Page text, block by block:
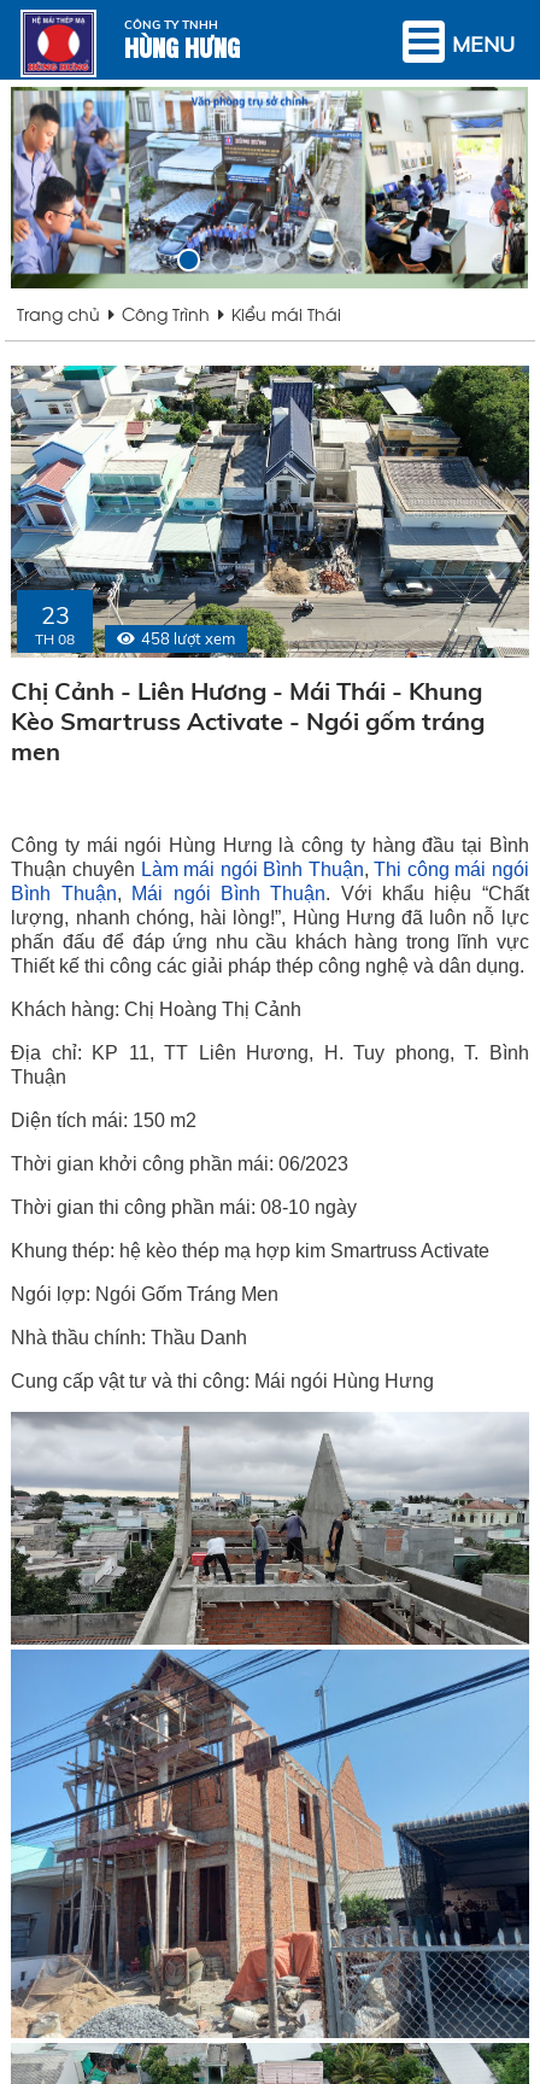
CÔNG TY TNHH
HÙNG HƯNG MENU
Trang chủ Công Trình Kiểu mái Thái
23
TH 08 458 lượt xem
Chị Cảnh - Liên Hương - Mái Thái - Khung
Kèo Smartruss Activate - Ngói gốm tráng
men
Công ty mái ngói Hùng Hưng là công ty hàng đầu tại Bình
Thuận chuyên Làm mái ngói Bình Thuận,Thi công mái ngói
Bình Thuận, Mái ngói Bình Thuận. Với khẩu hiệu “Chất
lượng, nhanh chóng, hài lòng!”, Hùng Hưng đã luôn nỗ lực
phấn đấu để đáp ứng nhu cầu khách hàng trong lĩnh vực
Thiết kế thi công các giải pháp thép công nghệ và dân dụng.
Khách hàng: Chị Hoàng Thị Cảnh
Địa chỉ: KP 11, TT Liên Hương, H. Tuy phong, T. Bình
Thuận
Diện tích mái: 150 m2
Thời gian khởi công phần mái: 06/2023
Thời gian thi công phần mái: 08-10 ngày
Khung thép: hệ kèo thép mạ hợp kim Smartruss Activate
Ngói lợp: Ngói Gốm Tráng Men
Nhà thầu chính: Thầu Danh
Cung cấp vật tư và thi công: Mái ngói Hùng Hưng